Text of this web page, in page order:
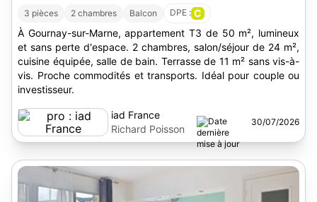
3 pièces 2 chambres Balcon DPE : C
À Gournay-sur-Marne, appartement T3 de 50 m², lumineux
et sans perte d'espace. 2 chambres, salon/séjour de 24 m²,
cuisine équipée, salle de bain. Terrasse de 11 m² sans vis-à-
vis. Proche commodités et transports. Idéal pour couple ou
investisseur.
iad France
Richard Poisson
30/07/2026